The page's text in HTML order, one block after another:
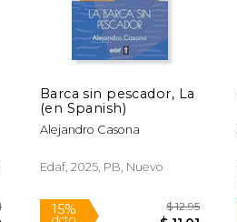
$ 16.00
40%
dcto.
Barca sin pescador, La
(en Spanish)
Alejandro Casona
Edaf, 2025, PB, Nuevo